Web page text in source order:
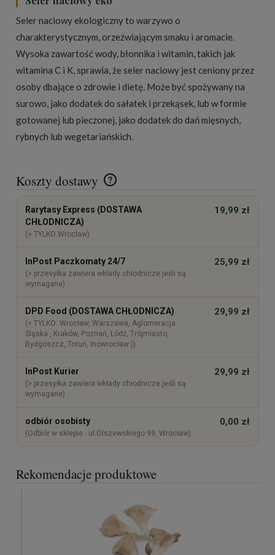
Seler naciowy ekologiczny to warzywo o
charakterystycznym, orzeźwiającym smaku i aromacie.
Wysoka zawartość wody, błonnika i witamin, takich jak
witamina C i K, sprawia, że seler naciowy jest ceniony przez
osoby dbające o zdrowie i dietę. Może być spożywany na
surowo, jako dodatek do sałatek i przekąsek, lub w formie
gotowanej lub pieczonej, jako dodatek do dań mięsnych,
rybnych lub wegetariańskich.
Koszty dostawy
Cena nie zawiera ewentualnych kosztów płatności
Rarytasy Express (DOSTAWA
CHŁODNICZA)
(> TYLKO Wrocław)
19,99 zł
InPost Paczkomaty 24/7
(> przesyłka zawiera wkłady chłodnicze jeśli są
wymagane)
25,99 zł
DPD Food (DOSTAWA CHŁODNICZA)
(> TYLKO: Wrocław, Warszawa, Aglomeracja
Śląska , Kraków, Poznań, Łódź, Trójmiasto,
Bydgoszcz, Toruń, Inowrocław ))
29,99 zł
InPost Kurier
(> przesyłka zawiera wkłady chłodnicze jeśli są
wymagane)
29,99 zł
odbiór osobisty
(Odbiór w sklepie - ul.Olszewskiego 99, Wrocław)
0,00 zł
Rekomendacje produktowe